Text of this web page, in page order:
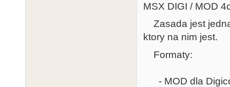
MSX DIGI / MOD
Zasada jest
ktory na nim jest.
Formaty:
- MOD dla